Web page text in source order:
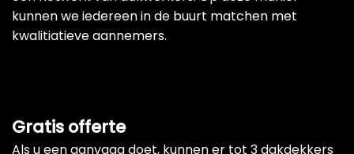
kunnen we iedereen in de buurt matchen met
kwalitiatieve aannemers.
Gratis offerte
Als u een aanvaag doet, kunnen er tot 3 dakdekkers